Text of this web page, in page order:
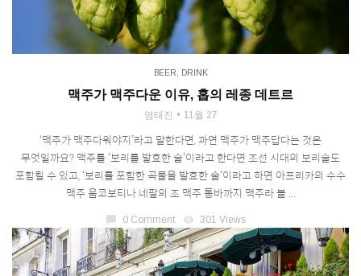
BEER DRINK
맥주가 맥주다운 이유, 홉의 레종 데트르
염태진 11월 27
‘맥주가 맥주다워야지’라고 말한다면, 과연 맥주가 맥주답다는 것은
무엇일까요? 맥주를 ‘보리를 발효한 술’이라고 한다면 조선 시대의 보리술도
포함될 수 있고, ‘보리를 포함한 곡물을 발효한 술’이라고 하면 아프리카의 수수
맥주 움코보티나 네팔의 조 맥주 통바까지 맥주라 볼 ...
chat_bubble 0 Comment visibility 301 Views